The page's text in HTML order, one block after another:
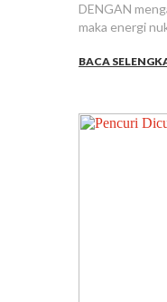
DENGAN
maka energi
BACA